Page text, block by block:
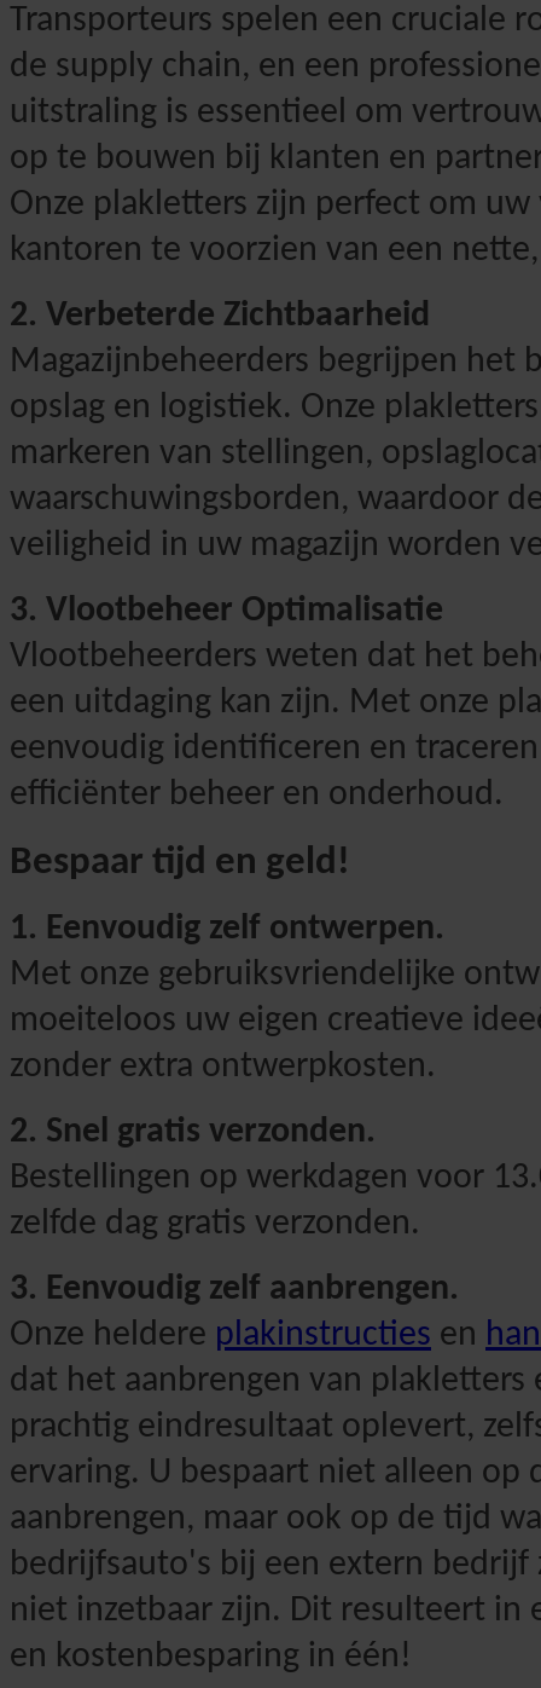
Transporteurs spelen een cruciale
de supply chain, en een
uitstraling is essentieel om
op te bouwen bij klanten en
Onze plakletters zijn perfect om
kantoren te voorzien van een
2. Verbeterde Zichtbaarheid
Magazijnbeheerders begrijpen het
opslag en logistiek. Onze
markeren van stellingen,
waarschuwingsborden, waardoor
veiligheid in uw magazijn worden
3. Vlootbeheer Optimalisatie
Vlootbeheerders weten dat het
een uitdaging kan zijn. Met onze
eenvoudig identificeren en
efficiënter beheer en onderhoud.
Bespaar tijd en geld!
1. Eenvoudig zelf ontwerpen.
Met onze gebruiksvriendelijke
moeiteloos uw eigen creatieve
zonder extra ontwerpkosten.
2. Snel gratis verzonden.
Bestellingen op werkdagen voor
zelfde dag gratis verzonden.
3. Eenvoudig zelf aanbrengen.
Onze heldere plakinstructies en
dat het aanbrengen van plakletters
prachtig eindresultaat oplevert,
ervaring. U bespaart niet alleen op
aanbrengen, maar ook op de tijd
bedrijfsauto's bij een extern
niet inzetbaar zijn. Dit resulteert in
en kostenbesparing in één!